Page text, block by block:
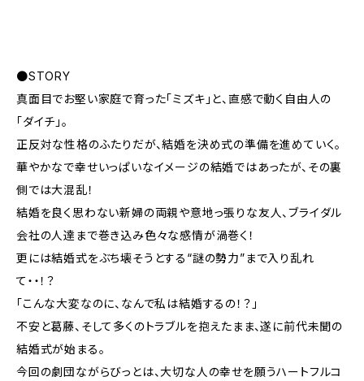
●STORY
真面目でお堅い家庭で育った「ミズキ」と、直感で動く自由人の
「ダイチ」。
正反対な性格のふたりだが、結婚を決め式の準備を進めていく。
華やかなで幸せいっぱいなイメージの結婚ではあったが、その裏
側では大混乱！
結婚を良く思わない新婦の両親や意地っ張りな友人、ブライダル
会社の人達まで巻き込み色々な感情が渦巻く！
更には結婚式をぶち壊そうとする“謎の勢力”まで入り乱れ
て・・！？
「こんな大変なのに、なんで私は結婚するの！？」
不安と葛藤、そして多くのトラブルを抱えたまま、遂に前代未聞の
結婚式が始まる。
今回の劇団ながらびっとは、大切な人の幸せを願うハートフルコ